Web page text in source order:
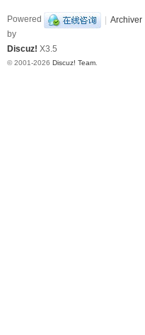
| Archiver
Powered
by
Discuz! X3.5
© 2001-2026 Discuz! Team